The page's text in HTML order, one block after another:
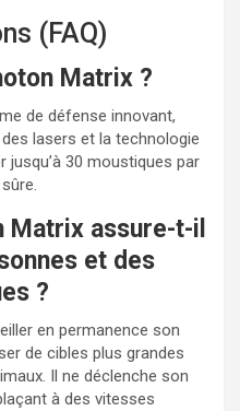
(FAQ)
Matrix ?
de défense innovant,
lasers et la technologie
jusqu’à 30 moustiques par
Matrix assure-t-il
et des
?
en permanence son
de cibles plus grandes
Il ne déclenche son
à des vitesses